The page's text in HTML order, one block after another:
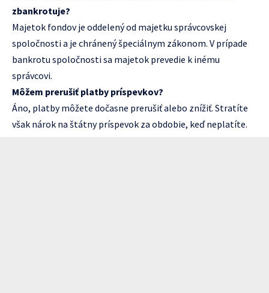
zbankrotuje?
Majetok fondov je oddelený od majetku správcovskej
spoločnosti a je chránený špeciálnym zákonom. V prípade
bankrotu spoločnosti sa majetok prevedie k inému
správcovi.
Môžem prerušiť platby príspevkov?
Áno, platby môžete dočasne prerušiť alebo znížiť. Stratíte
však nárok na štátny príspevok za obdobie, keď neplatíte.